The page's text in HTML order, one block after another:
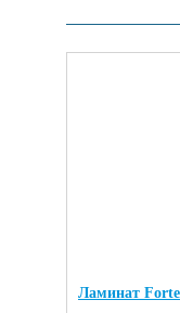
Электрика
Ламинат Forte